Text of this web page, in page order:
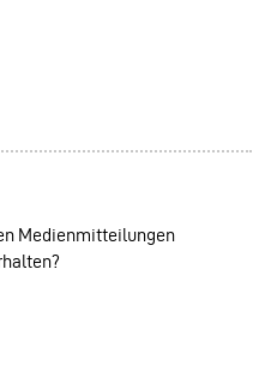
Medienmitteilungen